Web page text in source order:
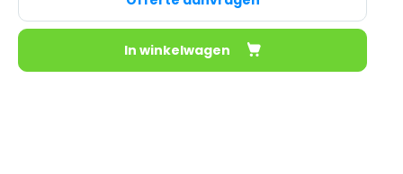
In winkelwagen